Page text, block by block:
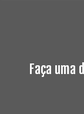
Faça uma